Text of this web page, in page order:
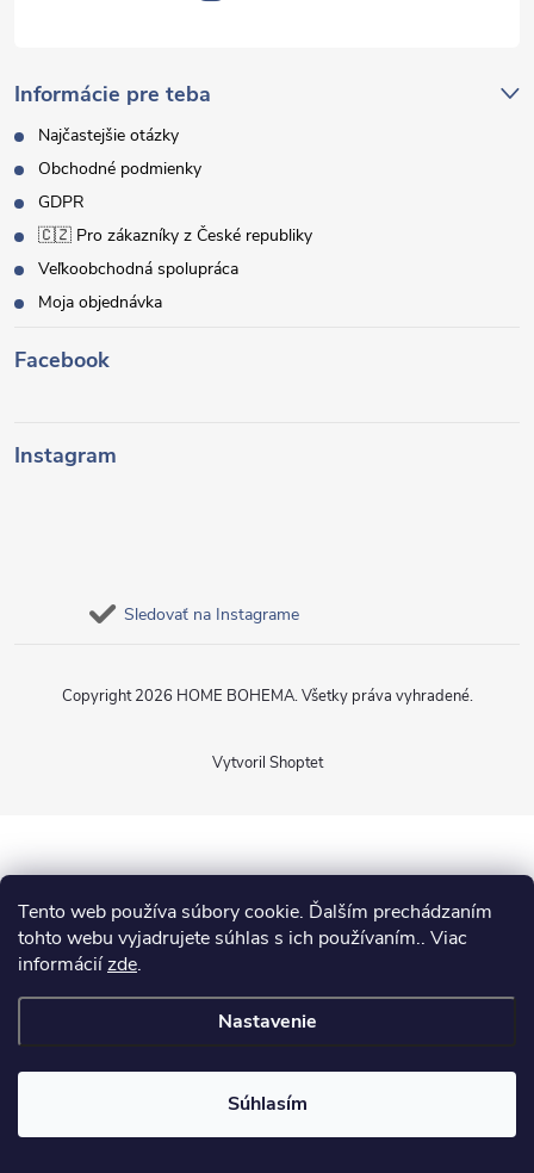
Tento web používa súbory cookie. Ďalším prechádzaním
tohto webu vyjadrujete súhlas s ich používaním.. Viac
informáciízde.
Nastavenie
Súhlasím
Informácie pre teba
Najčastejšie otázky
Obchodné podmienky
GDPR
🇨🇿 Pro zákazníky z České republiky
Veľkoobchodná spolupráca
Moja objednávka
Facebook
Instagram
Sledovať na Instagrame
Vytvoril Shoptet
Copyright 2026 HOME BOHEMA. Všetky práva vyhradené.